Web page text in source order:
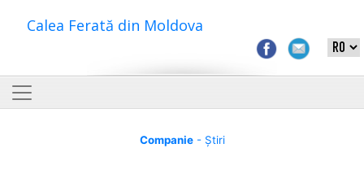
Calea Ferată din Moldova
Companie- Știri